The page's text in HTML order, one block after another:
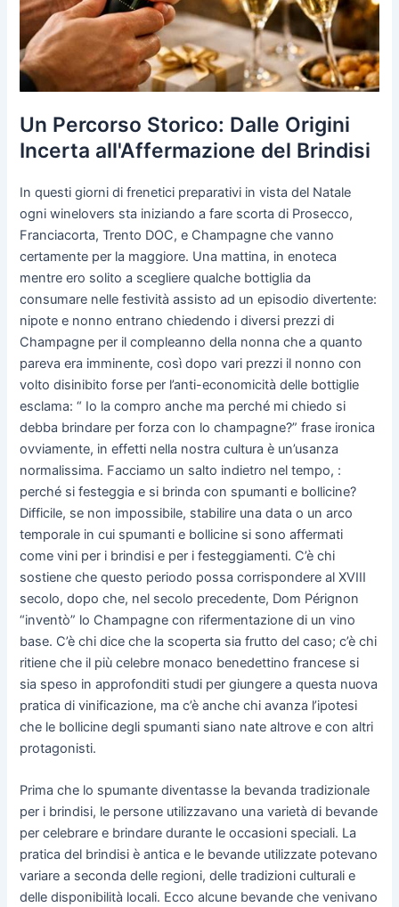
Un Percorso Storico: Dalle Origini
Incerta all'Affermazione del Brindisi
In questi giorni di frenetici preparativi in vista del Natale
ogni winelovers sta iniziando a fare scorta di Prosecco,
Franciacorta, Trento DOC, e Champagne che vanno
certamente per la maggiore. Una mattina, in enoteca
mentre ero solito a scegliere qualche bottiglia da
consumare nelle festività assisto ad un episodio divertente:
nipote e nonno entrano chiedendo i diversi prezzi di
Champagne per il compleanno della nonna che a quanto
pareva era imminente, così dopo vari prezzi il nonno con
volto disinibito forse per l’anti-economicità delle bottiglie
esclama: “ Io la compro anche ma perché mi chiedo si
debba brindare per forza con lo champagne?” frase ironica
ovviamente, in effetti nella nostra cultura è un’usanza
normalissima. Facciamo un salto indietro nel tempo, :
perché si festeggia e si brinda con spumanti e bollicine?
Difficile, se non impossibile, stabilire una data o un arco
temporale in cui spumanti e bollicine si sono affermati
come vini per i brindisi e per i festeggiamenti. C’è chi
sostiene che questo periodo possa corrispondere al XVIII
secolo, dopo che, nel secolo precedente, Dom Pérignon
“inventò” lo Champagne con rifermentazione di un vino
base. C’è chi dice che la scoperta sia frutto del caso; c’è chi
ritiene che il più celebre monaco benedettino francese si
sia speso in approfonditi studi per giungere a questa nuova
pratica di vinificazione, ma c’è anche chi avanza l’ipotesi
che le bollicine degli spumanti siano nate altrove e con altri
protagonisti.
Prima che lo spumante diventasse la bevanda tradizionale
per i brindisi, le persone utilizzavano una varietà di bevande
per celebrare e brindare durante le occasioni speciali. La
pratica del brindisi è antica e le bevande utilizzate potevano
variare a seconda delle regioni, delle tradizioni culturali e
delle disponibilità locali. Ecco alcune bevande che venivano